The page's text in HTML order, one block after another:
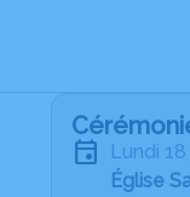
lundi
Église